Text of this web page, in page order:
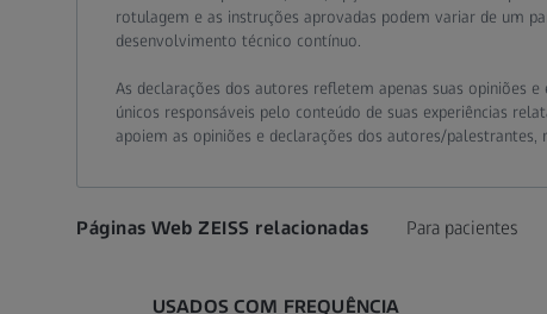
rotulagem e as instruções aprovadas podem variar de um
desenvolvimento técnico contínuo.
As declarações dos autores refletem apenas suas opiniões
únicos responsáveis pelo conteúdo de suas experiências
apoiem as opiniões e declarações dos autores/
Páginas Web ZEISS relacionadas Para pacientes
USADOS COM FREQUÊNCIA